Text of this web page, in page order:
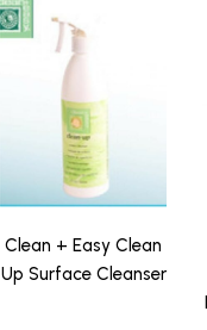
Clean + Easy Clean
Up Surface Cleanser